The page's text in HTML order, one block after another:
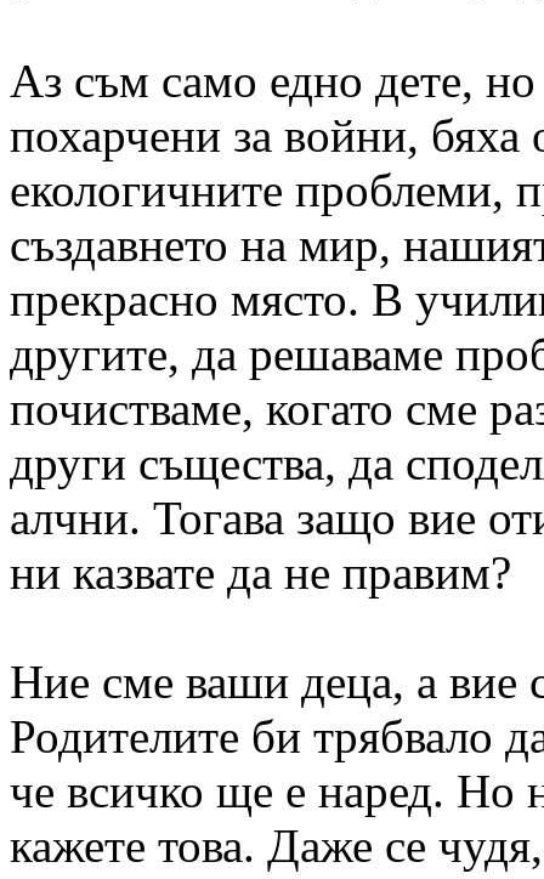
Аз съм само едно дете,
похарчени за войни, бяха
екологичните проблеми,
създавнето на мир,
прекрасно място. В
другите, да решаваме
почистваме, когато сме
други същества, да
алчни. Тогава защо вие
ни казвате да не правим?
Ние сме ваши деца, а вие
Родителите би трябвало
че всичко ще е наред. Но
кажете това. Даже се